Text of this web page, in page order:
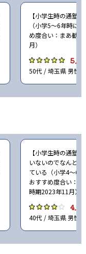
【小学生時の通塾
（小学5〜6年時に
め度合い：まあ勧
月）
5.0
50代 / 埼玉県 男性
【小学生時の通塾
いないのでなんと
ている（小学4〜6
おすすめ度合い：
時期2023年11月）
4.0
40代 / 埼玉県 男性